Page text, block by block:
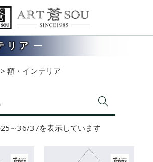
リア
> 額・インテリア
～36/37を表示しています